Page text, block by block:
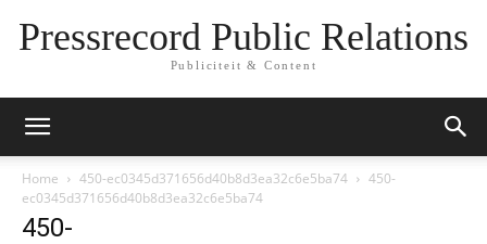
Pressrecord Public Relations
Publiciteit & Content
Home 450-ec0345d371656d40b8d3ea32c6e5ba74
450-
ec0345d371656d40b8d3ea32c6e5ba74
450-